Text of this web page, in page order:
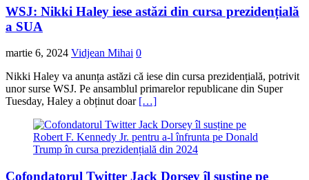
WSJ: Nikki Haley iese astăzi din cursa prezidențială
a SUA
martie 6, 2024 Vidjean Mihai 0
Nikki Haley va anunța astăzi că iese din cursa prezidențială, potrivit
unor surse WSJ. Pe ansamblul primarelor republicane din Super
Tuesday, Haley a obținut doar […]
Cofondatorul Twitter Jack Dorsey îl susține pe